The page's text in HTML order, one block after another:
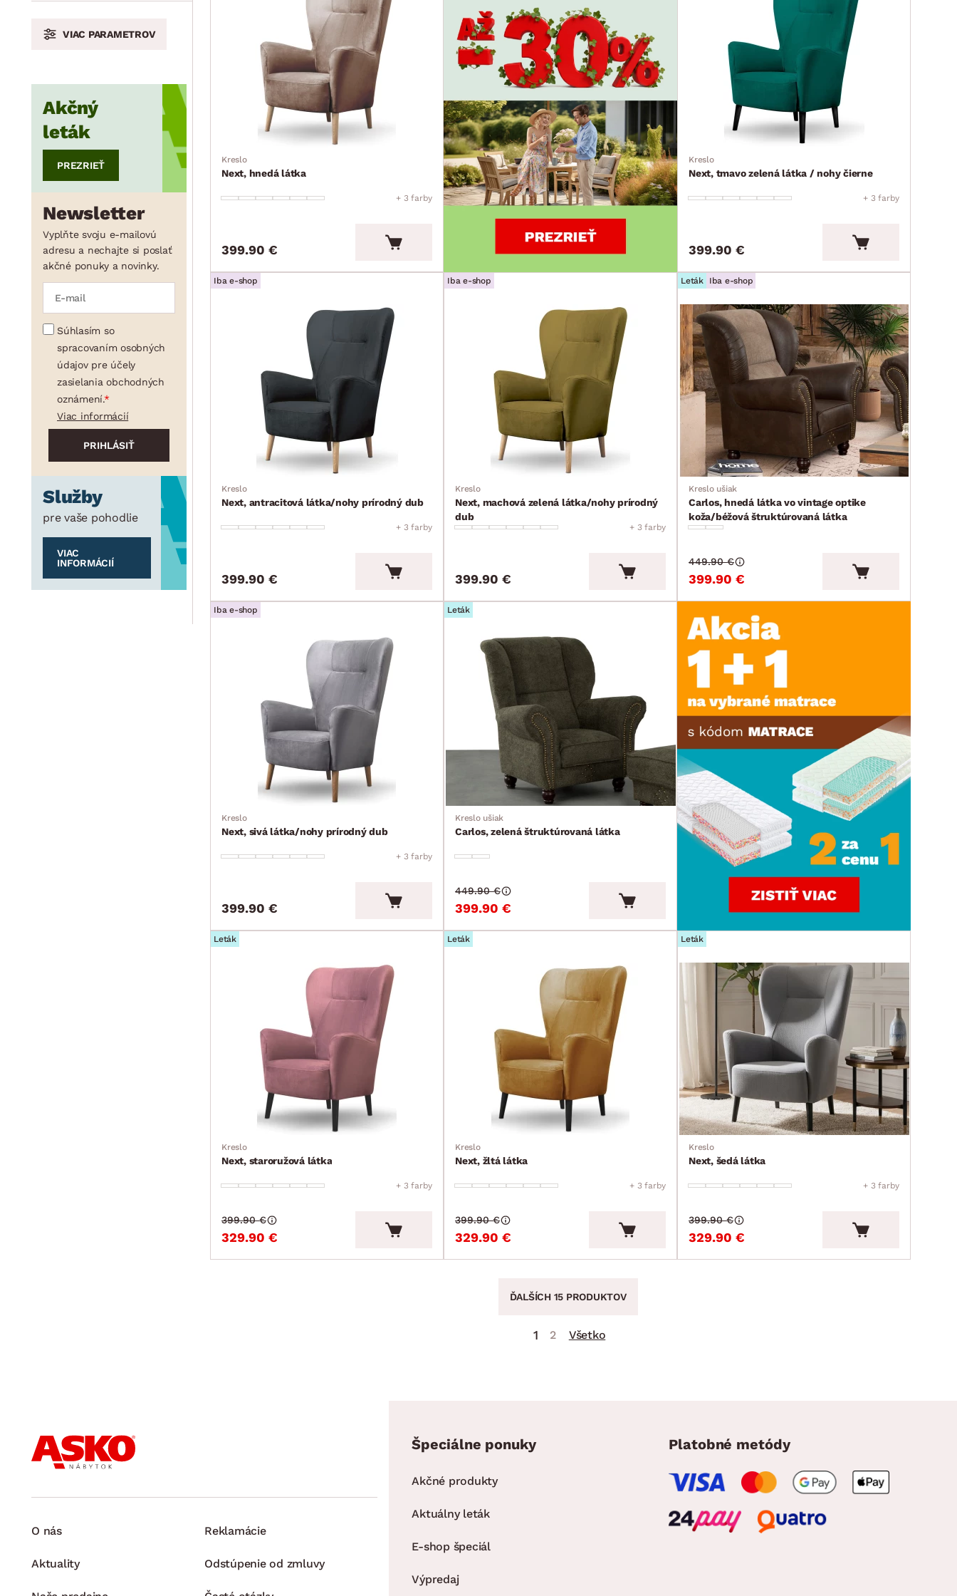
min. cm cm
cm
VIAC PARAMETROV
Akčný
leták
PREZRIEŤ
Newsletter
Vyplňte svoju e-mailovú
adresu a nechajte si poslať
akčné ponuky a novinky.
Súhlasím so
spracovaním osobných
údajov pre účely
zasielania obchodných
oznámení.
Viac informácií
Služby
pre vaše pohodlie
VIAC
INFORMÁCIÍ
Kreslo
Next, hnedá látka
+ 3 farby
399.90 €
Kreslo
Next, tmavo zelená látka / nohy čierne
+ 3 farby
399.90 €
Iba e-shop
Kreslo
Next, antracitová látka/nohy prírodný dub
+ 3 farby
399.90 €
Iba e-shop
Kreslo
Next, machová zelená látka/nohy prírodný
dub
+ 3 farby
399.90 €
Leták Iba e-shop
Kreslo ušiak
Carlos, hnedá látka vo vintage optike
koža/béžová štruktúrovaná látka
399.90 €
449.90 €
Iba e-shop
Kreslo
Next, sivá látka/nohy prírodný dub
+ 3 farby
399.90 €
Leták
Kreslo ušiak
Carlos, zelená štruktúrovaná látka
399.90 €
449.90 €
Leták
Kreslo
Next, staroružová látka
+ 3 farby
329.90 €
399.90 €
Leták
Kreslo
Next, žltá látka
+ 3 farby
329.90 €
399.90 €
Leták
Kreslo
Next, šedá látka
+ 3 farby
329.90 €
399.90 €
ĎALŠÍCH 15 PRODUKTOV
1 2 Všetko
O nás
Aktuality
Reklamácie
Odstúpenie od zmluvy
Špeciálne ponuky
Akčné produkty
Aktuálny leták
E-shop špeciál
Výpredaj
Platobné metódy